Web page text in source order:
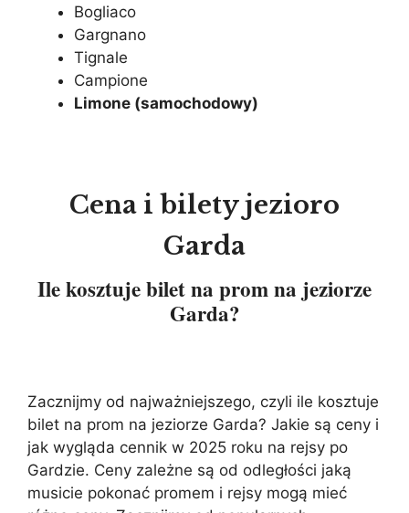
Bogliaco
Gargnano
Tignale
Campione
Limone (samochodowy)
Cena i bilety jezioro
Garda
Ile kosztuje bilet na prom na jeziorze
Garda?
Zacznijmy od najważniejszego, czyli ile kosztuje
bilet na prom na jeziorze Garda? Jakie są ceny i
jak wygląda cennik w 2025 roku na rejsy po
Gardzie. Ceny zależne są od odległości jaką
musicie pokonać promem i rejsy mogą mieć